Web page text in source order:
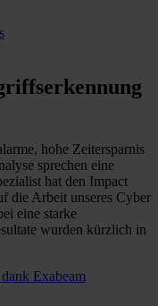
hohe Zeitersparnis
sprechen eine
hat den Impact
die Arbeit unseres Cyber
eine starke
wurden kürzlich in
Exabeam